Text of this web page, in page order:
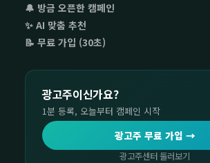
🔔 방금 오픈한 캠페인
✨ AI 맞춤 추천
📝 무료 가입 (30초)
광고주이신가요?
1분 등록, 오늘부터 캠페인 시작
광고주 무료 가입 →
광고주센터 둘러보기